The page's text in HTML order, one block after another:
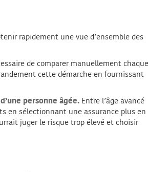
rapidement une vue d’ensemble des
de comparer manuellement chaque
cette démarche en fournissant
personne âgée. Entre l’âge avancé
en sélectionnant une assurance plus en
juger le risque trop élevé et choisir